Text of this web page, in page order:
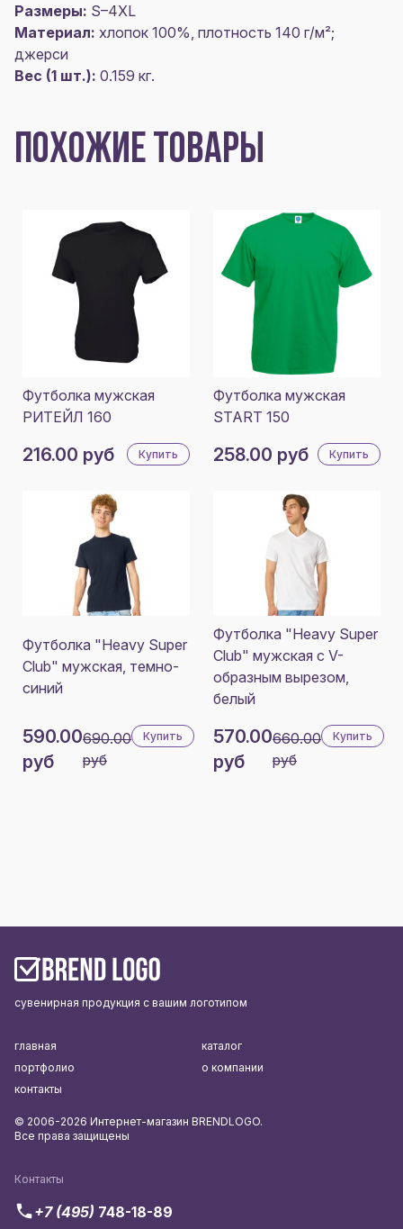
Размеры: S–4XL
Материал: хлопок 100%, плотность 140 г/м²;
джерси
Вес (1 шт.): 0.159 кг.
ПОХОЖИЕ ТОВАРЫ
Футболка мужская
РИТЕЙЛ 160
216.00 руб Купить
Футболка мужская
START 150
258.00 руб Купить
Футболка "Heavy Super
Club" мужская, темно-
синий
590.00
руб
690.00
руб
Купить
Футболка "Heavy Super
Club" мужская с V-
образным вырезом,
белый
570.00
руб
660.00
руб
Купить
сувенирная продукция с вашим логотипом
Контакты
+7 (495) 748-18-89
главная
каталог
портфолио
о компании
контакты
© 2006-2026 Интернет-магазин BRENDLOGO.
Все права защищены